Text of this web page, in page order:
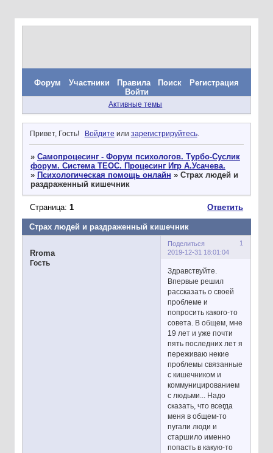
Форум Участники Правила Поиск
Регистрация
Войти
Активные темы
Привет, Гость! Войдите или зарегистрируйтесь.
» Самопроцесинг - Форум психологов. Турбо-Суслик
форум. Система ТЕОС. Процесинг Игр А.Усачева.
» Психологическая помощь онлайн » Страх людей и
раздраженный кишечник
Страх людей и раздраженный кишечник
Страница: 1 Ответить
Поделиться
1
2019-12-31 18:01:04
Rroma
Гость
Здравствуйте.
Впервые решил
рассказать о своей
проблеме и
попросить какого-то
совета. В общем, мне
19 лет и уже почти
пять последних лет я
переживаю некие
проблемы связанные
с кишечником и
коммуницированием
с людьми... Надо
сказать, что всегда
меня в общем-то
пугали люди и
старшило именно
попасть в какую-то